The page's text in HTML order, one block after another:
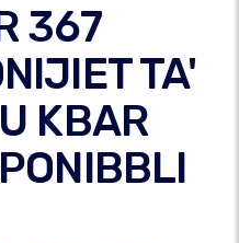
367
TA'
KBAR